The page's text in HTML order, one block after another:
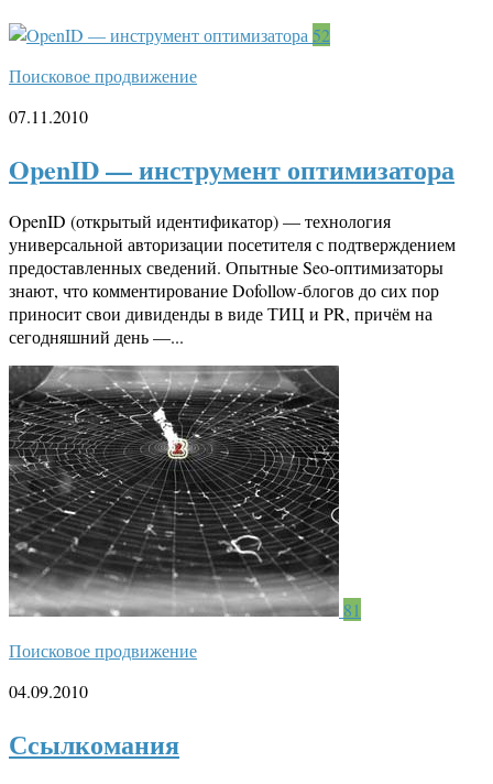
52
Поисковое продвижение
07.11.2010
OpenID — инструмент оптимизатора
OpenID (открытый идентификатор) — технология
универсальной авторизации посетителя с подтверждением
предоставленных сведений. Опытные Seo-оптимизаторы
знают, что комментирование Dofollow-блогов до сих пор
приносит свои дивиденды в виде ТИЦ и PR, причём на
сегодняшний день —...
81
Поисковое продвижение
04.09.2010
Ссылкомания